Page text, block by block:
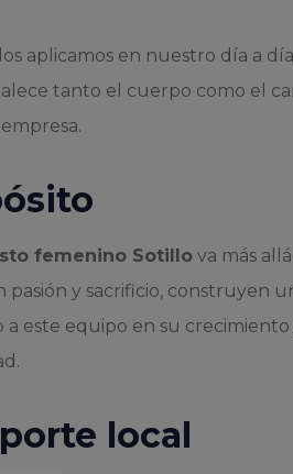
aplicamos en nuestro día a
tanto el cuerpo como el
femenino Sotillo va más
pasión y sacrificio, construyen
este equipo en su
local